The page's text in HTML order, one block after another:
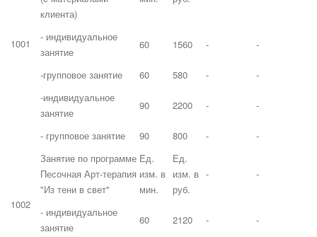
1001
клиента)
- индивидуальное
занятие
60 1560 - -
-групповое занятие 60 580 -
-
-индивидуальное
занятие
90 2200 - -
- групповое занятие 90 800 - -
1002
Занятие по программе
Песочная Арт-терапия
"Из тени в свет"
Ед.
изм. в
мин.
Ед.
изм. в
руб.
- -
- индивидуальное
занятие
60 2120 - -